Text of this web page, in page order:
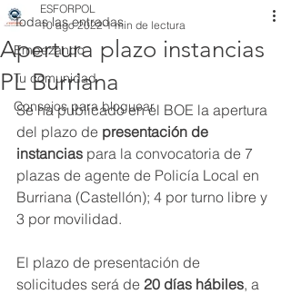
Todas las entradas
Empezando
Tu comunidad
Consejos para bloguear
Apertura plazo instancias
PL Burriana
ESFORPOL
10 ago 2022 1 min de lectura
Se ha publicado en el BOE la apertura
del plazo de presentación de
instancias para la convocatoria de 7
plazas de agente de Policía Local en
Burriana (Castellón); 4 por turno libre y
3 por movilidad.
El plazo de presentación de
solicitudes será de 20 días hábiles, a